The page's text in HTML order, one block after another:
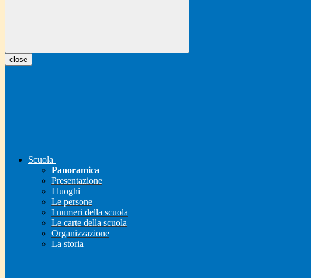
close
Scuola
Panoramica
Presentazione
I luoghi
Le persone
I numeri della scuola
Le carte della scuola
Organizzazione
La storia